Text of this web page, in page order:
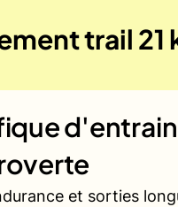
trail 21
et sorties